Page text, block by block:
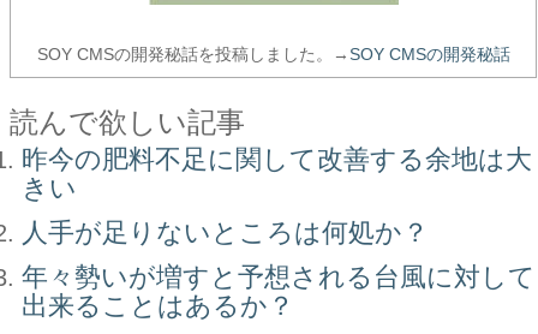
SOY CMSの開発秘話を投稿しました。→SOY CMSの開発秘話
読んで欲しい記事
昨今の肥料不足に関して改善する余地は大
きい
人手が足りないところは何処か？
年々勢いが増すと予想される台風に対して
出来ることはあるか？